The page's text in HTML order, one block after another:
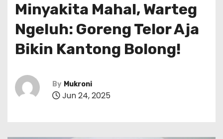
Minyakita Mahal, Warteg
Ngeluh: Goreng Telor Aja
Bikin Kantong Bolong!
By Mukroni
Jun 24, 2025